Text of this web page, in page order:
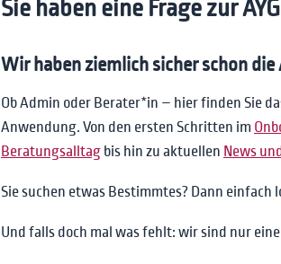
Sie haben eine Frage zur
Wir haben ziemlich sicher schon
Ob Admin oder Berater*in – hier finden Sie
Anwendung. Von den ersten Schritten im
Beratungsalltag bis hin zu aktuellen News
Sie suchen etwas Bestimmtes? Dann einfach
Und falls doch mal was fehlt: wir sind nur eine